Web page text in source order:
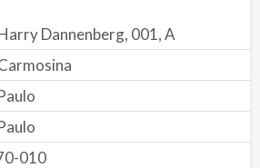
Dannenberg, 001, A
010